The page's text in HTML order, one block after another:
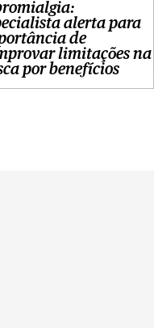
alerta para
de
limitações na
por benefícios